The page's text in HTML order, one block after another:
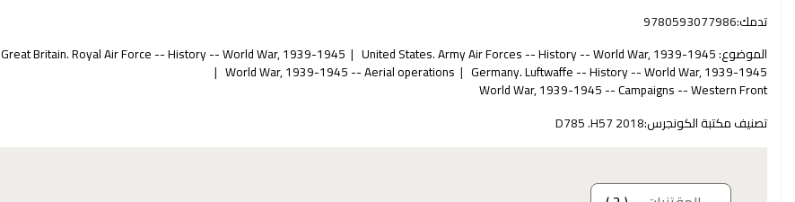
تدمك:9780593077986
الموضوع:United States. Army Air Forces -- History -- World War, 1939-1945
Great Britain. Royal Air Force -- History -- World War, 1939-1945
Germany. Luftwaffe -- History -- World War, 1939-1945
World War, 1939-1945 -- Aerial operations
World War, 1939-1945 -- Campaigns -- Western Front
تصنيف مكتبة الكونجرس:D785 .H57 2018